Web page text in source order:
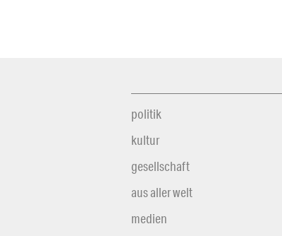
politik
kultur
gesellschaft
aus aller welt
medien